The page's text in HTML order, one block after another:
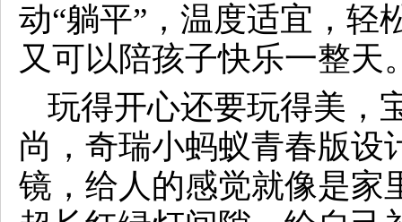
动“躺平”，温度适宜，轻
又可以陪孩子快乐一整天
玩得开心还要玩得美，
尚，奇瑞小蚂蚁青春版设
镜，给人的感觉就像是家